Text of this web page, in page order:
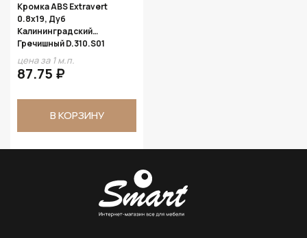
Кромка ABS Extravert
0.8х19, Дуб
Калининградский
Гречишный D.310.S01
цена за 1 м.п.
87.75 ₽
В КОРЗИНУ